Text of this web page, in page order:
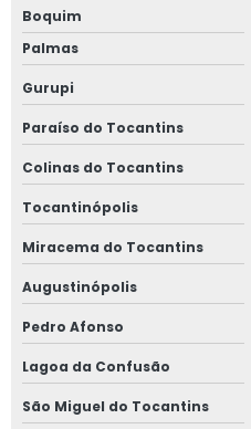
Boquim
Palmas
Gurupi
Paraíso do Tocantins
Colinas do Tocantins
Tocantinópolis
Miracema do Tocantins
Augustinópolis
Pedro Afonso
Lagoa da Confusão
São Miguel do Tocantins